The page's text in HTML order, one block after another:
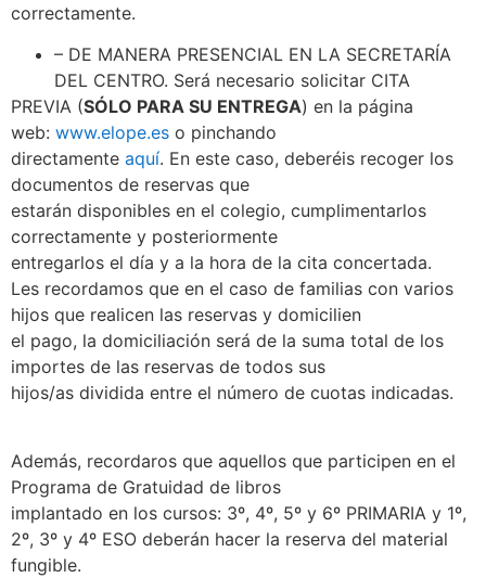
correctamente.
– DE MANERA PRESENCIAL EN LA SECRETARÍA
DEL CENTRO. Será necesario solicitar CITA
PREVIA (SÓLO PARA SU ENTREGA) en la página
web: www.elope.es o pinchando
directamente aquí. En este caso, deberéis recoger los
documentos de reservas que
estarán disponibles en el colegio, cumplimentarlos
correctamente y posteriormente
entregarlos el día y a la hora de la cita concertada.
Les recordamos que en el caso de familias con varios
hijos que realicen las reservas y domicilien
el pago, la domiciliación será de la suma total de los
importes de las reservas de todos sus
hijos/as dividida entre el número de cuotas indicadas.
Además, recordaros que aquellos que participen en el
Programa de Gratuidad de libros
implantado en los cursos: 3º, 4º, 5º y 6º PRIMARIA y 1º,
2º, 3º y 4º ESO deberán hacer la reserva del material
fungible.